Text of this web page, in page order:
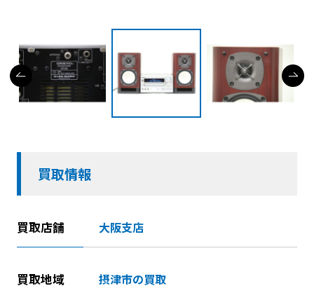
買取情報
買取店舗 大阪支店
買取地域 摂津市の買取